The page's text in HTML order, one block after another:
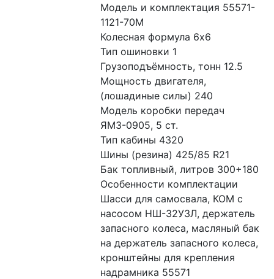
Модель и комплектация 55571-
1121-70М
Колесная формула 6x6
Тип ошиновки 1
Грузоподъёмность, тонн 12.5
Мощность двигателя,
(лошадиные силы) 240
Модель коробки передач
ЯМЗ-0905, 5 ст.
Тип кабины 4320
Шины (резина) 425/85 R21
Бак топливный, литров 300+180
Особенности комплектации
Шасси для самосвала, КОМ с
насосом НШ-32У3Л, держатель
запасного колеса, масляный бак
на держатель запасного колеса,
кронштейны для крепления
надрамника 55571